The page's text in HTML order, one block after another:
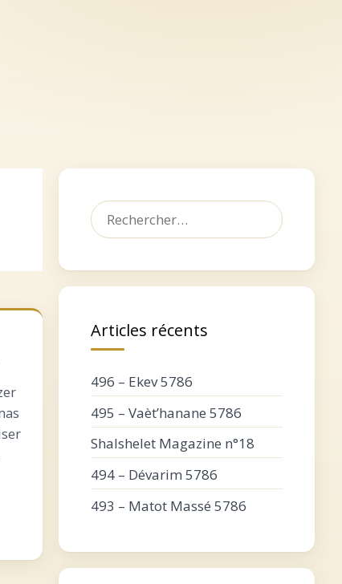
Rechercher :
Articles récents
496 – Ekev 5786
495 – Vaèt’hanane 5786
Shalshelet Magazine n°18
494 – Dévarim 5786
493 – Matot Massé 5786